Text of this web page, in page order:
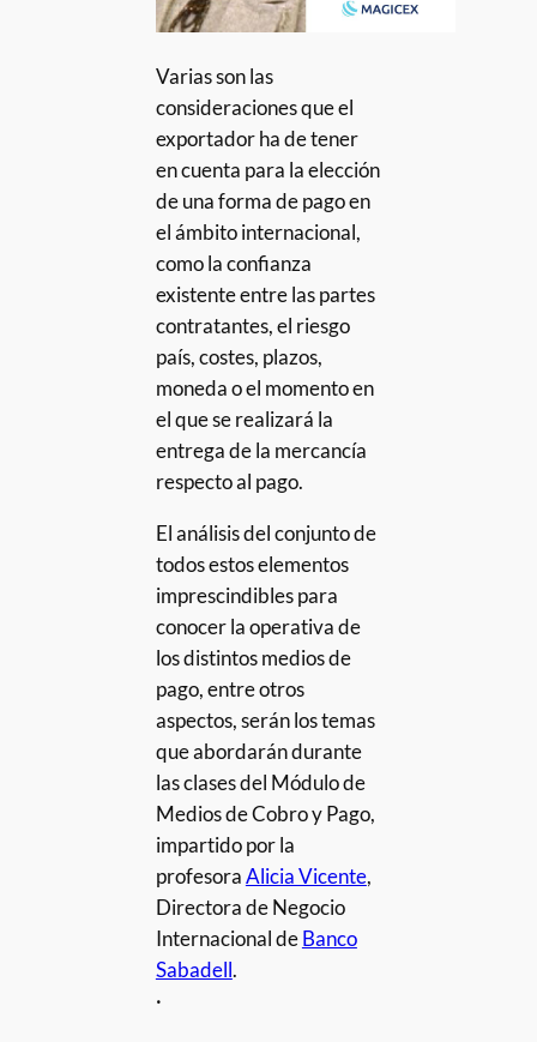
Varias son las
consideraciones que el
exportador ha de tener
en cuenta para la elección
de una forma de pago en
el ámbito internacional,
como la confianza
existente entre las partes
contratantes, el riesgo
país, costes, plazos,
moneda o el momento en
el que se realizará la
entrega de la mercancía
respecto al pago.
El análisis del conjunto de
todos estos elementos
imprescindibles para
conocer la operativa de
los distintos medios de
pago, entre otros
aspectos, serán los temas
que abordarán durante
las clases del Módulo de
Medios de Cobro y Pago,
impartido por la
profesoraAlicia Vicente,
Directora de Negocio
Internacional deBanco
Sabadell.
·